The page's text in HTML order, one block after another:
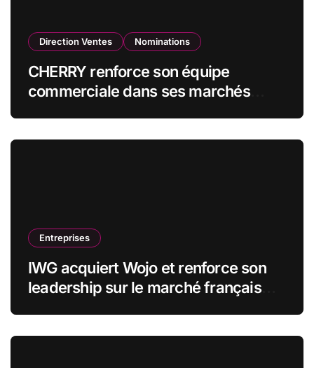
Direction Ventes Nominations
CHERRY renforce son équipe
commerciale dans ses marchés
Entreprises
IWG acquiert Wojo et renforce son
leadership sur le marché français